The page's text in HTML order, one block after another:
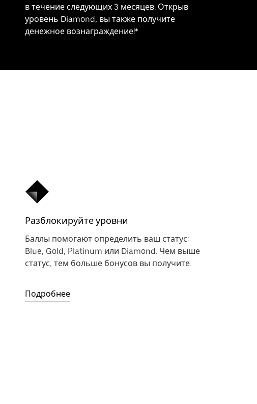
в течение следующих 3 месяцев. Открыв
уровень Diamond, вы также получите
денежное вознаграждение!*
Разблокируйте уровни
Баллы помогают определить ваш статус:
Blue, Gold, Platinum или Diamond. Чем выше
статус, тем больше бонусов вы получите.
Подробнее